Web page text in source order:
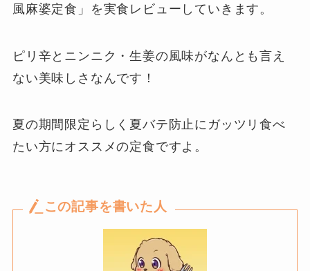
風麻婆定食」を実食レビューしていきます。
ピリ辛とニンニク・生姜の風味がなんとも言え
ない美味しさなんです！
夏の期間限定らしく夏バテ防止にガッツリ食べ
たい方にオススメの定食ですよ。
この記事を書いた人